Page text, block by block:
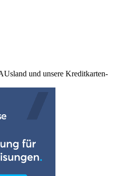
und unsere Kreditkarten-